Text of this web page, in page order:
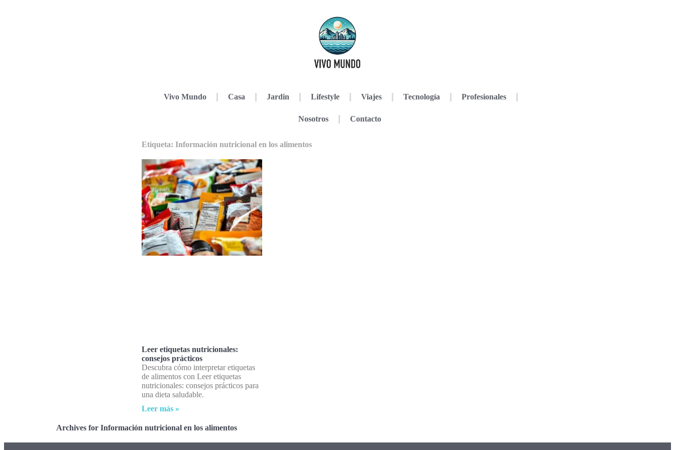
Vivo Mundo Casa Jardin Lifestyle Viajes Tecnología Profesionales
Nosotros Contacto
Etiqueta: Información nutricional en los alimentos
Leer etiquetas nutricionales:
consejos prácticos
Descubra cómo interpretar etiquetas
de alimentos con Leer etiquetas
nutricionales: consejos prácticos para
una dieta saludable.
Leer más »
Archives for Información nutricional en los alimentos